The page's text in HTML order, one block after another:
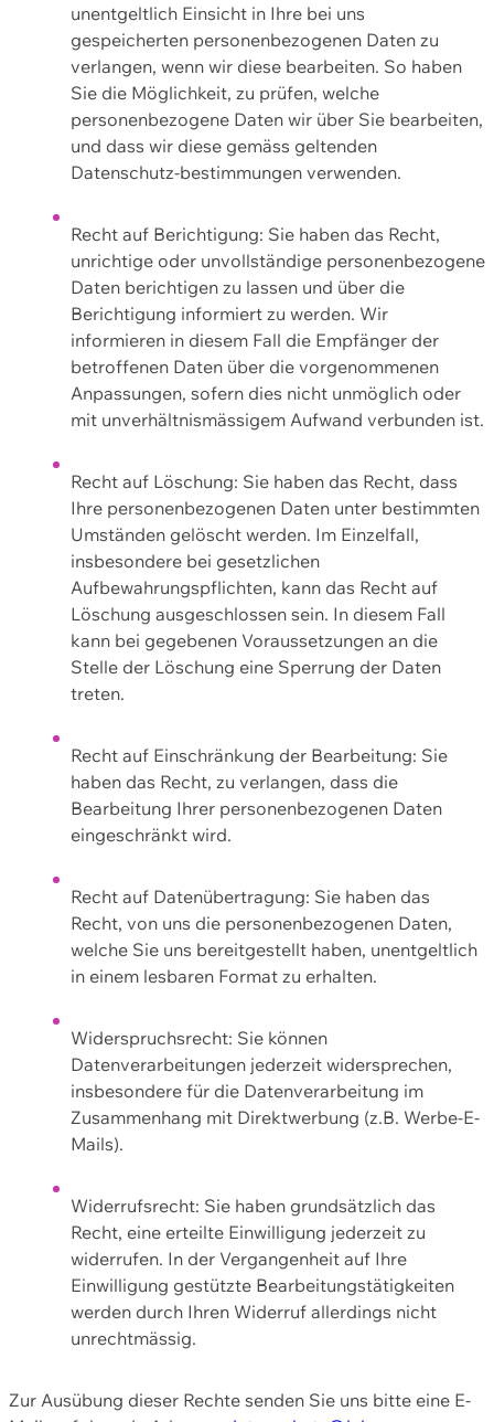
unentgeltlich Einsicht in Ihre bei uns
gespeicherten personenbezogenen Daten zu
verlangen, wenn wir diese bearbeiten. So haben
Sie die Möglichkeit, zu prüfen, welche
personenbezogene Daten wir über Sie bearbeiten,
und dass wir diese gemäss geltenden
Datenschutz-bestimmungen verwenden.
Recht auf Berichtigung: Sie haben das Recht,
unrichtige oder unvollständige personenbezogene
Daten berichtigen zu lassen und über die
Berichtigung informiert zu werden. Wir
informieren in diesem Fall die Empfänger der
betroffenen Daten über die vorgenommenen
Anpassungen, sofern dies nicht unmöglich oder
mit unverhältnismässigem Aufwand verbunden ist.
Recht auf Löschung: Sie haben das Recht, dass
Ihre personenbezogenen Daten unter bestimmten
Umständen gelöscht werden. Im Einzelfall,
insbesondere bei gesetzlichen
Aufbewahrungspflichten, kann das Recht auf
Löschung ausgeschlossen sein. In diesem Fall
kann bei gegebenen Voraussetzungen an die
Stelle der Löschung eine Sperrung der Daten
treten.
Recht auf Einschränkung der Bearbeitung: Sie
haben das Recht, zu verlangen, dass die
Bearbeitung Ihrer personenbezogenen Daten
eingeschränkt wird.
Recht auf Datenübertragung: Sie haben das
Recht, von uns die personenbezogenen Daten,
welche Sie uns bereitgestellt haben, unentgeltlich
in einem lesbaren Format zu erhalten.
Widerspruchsrecht: Sie können
Datenverarbeitungen jederzeit widersprechen,
insbesondere für die Datenverarbeitung im
Zusammenhang mit Direktwerbung (z.B. Werbe-E-
Mails).
Widerrufsrecht: Sie haben grundsätzlich das
Recht, eine erteilte Einwilligung jederzeit zu
widerrufen. In der Vergangenheit auf Ihre
Einwilligung gestützte Bearbeitungstätigkeiten
werden durch Ihren Widerruf allerdings nicht
unrechtmässig.
Zur Ausübung dieser Rechte senden Sie uns bitte eine E-